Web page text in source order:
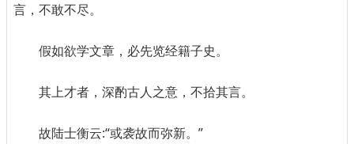
言，不敢不尽。
假如欲学文章，必先览经籍子史。
其上才者，深酌古人之意，不拾其言。
故陆士衡云:“或袭故而弥新。”